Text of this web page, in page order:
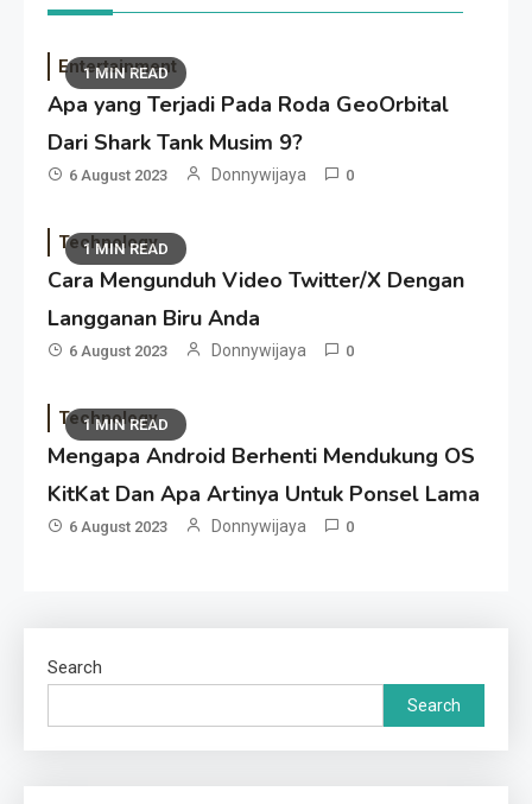
1 MIN READ
Entertainment
Apa yang Terjadi Pada Roda GeoOrbital
Dari Shark Tank Musim 9?
6 August 2023 Donnywijaya 0
1 MIN READ
Technology
Cara Mengunduh Video Twitter/X Dengan
Langganan Biru Anda
6 August 2023 Donnywijaya 0
1 MIN READ
Technology
Mengapa Android Berhenti Mendukung OS
KitKat Dan Apa Artinya Untuk Ponsel Lama
6 August 2023 Donnywijaya 0
Search
Search